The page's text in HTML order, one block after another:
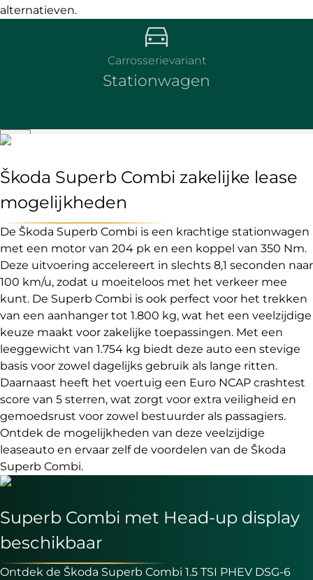
alternatieven.
Carrosserievariant
Stationwagen
Škoda Superb Combi zakelijke lease
mogelijkheden
De Škoda Superb Combi is een krachtige stationwagen
met een motor van 204 pk en een koppel van 350 Nm.
Deze uitvoering accelereert in slechts 8,1 seconden naar
100 km/u, zodat u moeiteloos met het verkeer mee
kunt. De Superb Combi is ook perfect voor het trekken
van een aanhanger tot 1.800 kg, wat het een veelzijdige
keuze maakt voor zakelijke toepassingen. Met een
leeggewicht van 1.754 kg biedt deze auto een stevige
basis voor zowel dagelijks gebruik als lange ritten.
Daarnaast heeft het voertuig een Euro NCAP crashtest
score van 5 sterren, wat zorgt voor extra veiligheid en
gemoedsrust voor zowel bestuurder als passagiers.
Ontdek de mogelijkheden van deze veelzijdige
leaseauto en ervaar zelf de voordelen van de Škoda
Superb Combi.
Superb Combi met Head-up display
beschikbaar
Ontdek de Škoda Superb Combi 1.5 TSI PHEV DSG-6